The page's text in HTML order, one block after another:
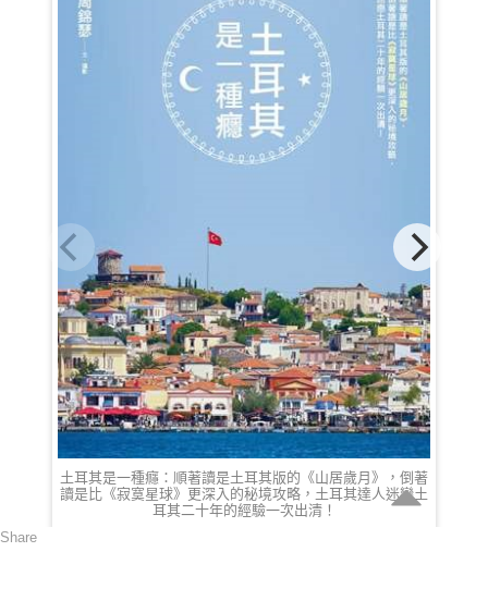
土耳其是一種癮：順著讀是土耳其版的《山居歲月》，倒著
讀是比《寂寞星球》更深入的秘境攻略，土耳其達人迷戀土
耳其二十年的經驗一次出清！
Share